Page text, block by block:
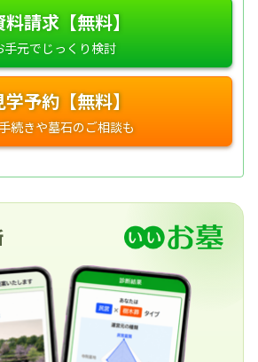
料請求【無料】
学予約【無料】